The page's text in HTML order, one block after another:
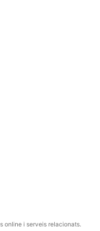
online i serveis relacionats.